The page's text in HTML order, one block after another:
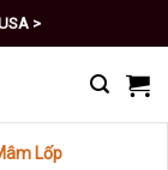
>
Lốp